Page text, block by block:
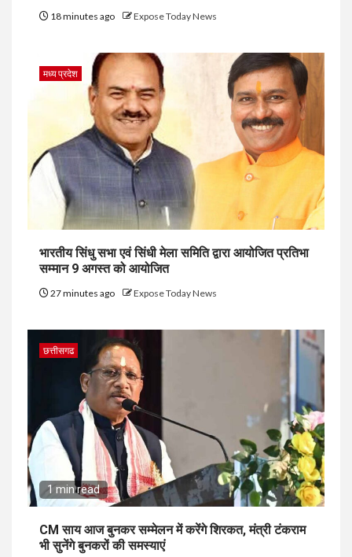
18 minutes ago Expose Today News
मध्य प्रदेश
भारतीय सिंधु सभा एवं सिंधी मेला समिति द्वारा आयोजित प्रतिभा
सम्मान 9 अगस्त को आयोजित
27 minutes ago Expose Today News
छत्तीसगढ
1 min read
CM साय आज बुनकर सम्मेलन में करेंगे शिरकत, मंत्री टंकराम
भी सुनेंगे बुनकरों की समस्याएं